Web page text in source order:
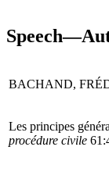
BACHAND,
Les principes
procédure civile